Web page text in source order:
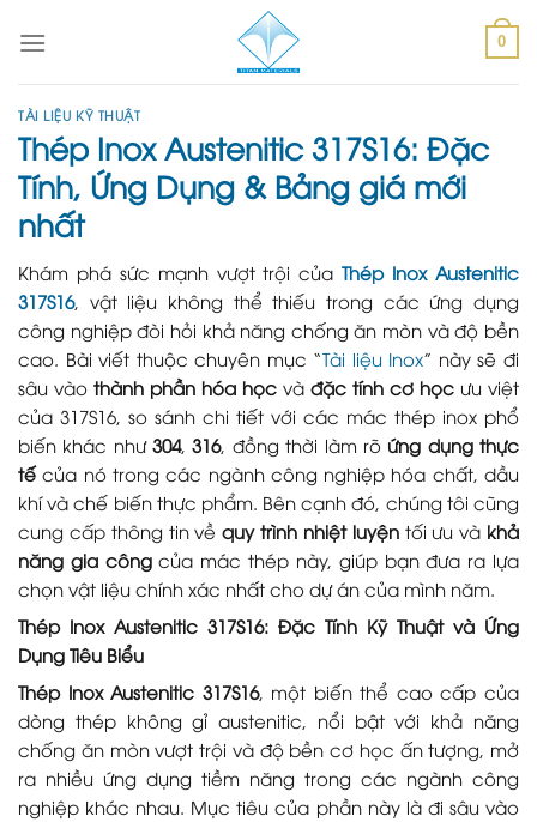
0
TÀI LIỆU KỸ THUẬT
Thép Inox Austenitic 317S16: Đặc
Tính, Ứng Dụng & Bảng giá mới
nhất
Khám phá sức mạnh vượt trội củaThép Inox Austenitic
317S16, vật liệu không thể thiếu trong các ứng dụng
công nghiệp đòi hỏi khả năng chống ăn mòn và độ bền
cao. Bài viết thuộc chuyên mục “Tài liệu Inox” này sẽ đi
sâu vào thành phần hóa học và đặc tính cơ học ưu việt
của 317S16, so sánh chi tiết với các mác thép inox phổ
biến khác như304,316, đồng thời làm rõ ứng dụng thực
tếcủa nó trong các ngành công nghiệp hóa chất, dầu
khí và chế biến thực phẩm. Bên cạnh đó, chúng tôi cũng
cung cấp thông tin vềquy trình nhiệt luyệntối ưu và khả
năng gia côngcủa mác thép này, giúp bạn đưa ra lựa
chọn vật liệu chính xác nhất cho dự án của mình năm.
Thép Inox Austenitic 317S16: Đặc Tính Kỹ Thuật và Ứng
Dụng Tiêu Biểu
Thép Inox Austenitic 317S16, một biến thể cao cấp của
dòng thép không gỉ austenitic, nổi bật với khả năng
chống ăn mòn vượt trội và độ bền cơ học ấn tượng, mở
ra nhiều ứng dụng tiềm năng trong các ngành công
nghiệp khác nhau. Mục tiêu của phần này là đi sâu vào